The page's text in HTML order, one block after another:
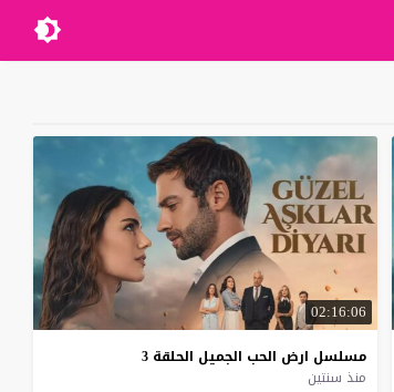
02:16:06
مسلسل ارض الحب الجميل الحلقة 3
منذ سنتين